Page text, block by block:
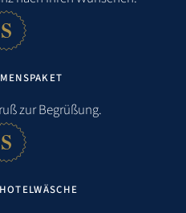
zur Begrüßung.